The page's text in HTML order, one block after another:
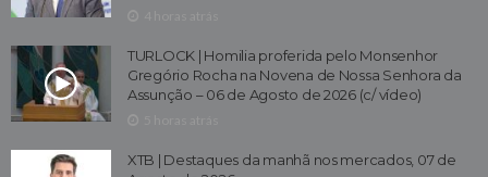
TURLOCK | Homilia proferida pelo Monsenhor
Gregório Rocha na Novena de Nossa Senhora da
Assunção – 06 de Agosto de 2026 (c/ vídeo)
XTB | Destaques da manhã nos mercados, 07 de